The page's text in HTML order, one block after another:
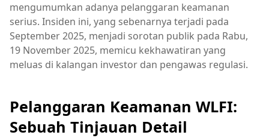
mengumumkan adanya pelanggaran keamanan
serius. Insiden ini, yang sebenarnya terjadi pada
September 2025, menjadi sorotan publik pada Rabu,
19 November 2025, memicu kekhawatiran yang
meluas di kalangan investor dan pengawas regulasi.
Pelanggaran Keamanan WLFI:
Sebuah Tinjauan Detail